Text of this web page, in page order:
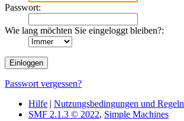
Passwort:
Wie lang möchten Sie eingeloggt bleiben?:
Passwort vergessen?
Hilfe | Nutzungsbedingungen und Regeln
SMF 2.1.3 © 2022, Simple Machines